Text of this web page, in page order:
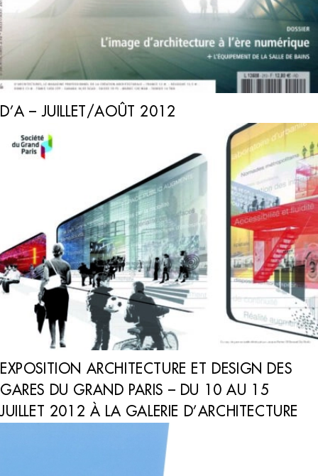
D’A – JUILLET/AOÛT 2012
EXPOSITION ARCHITECTURE ET DESIGN DES
GARES DU GRAND PARIS – DU 10 AU 15
JUILLET 2012 À LA GALERIE D’ARCHITECTURE